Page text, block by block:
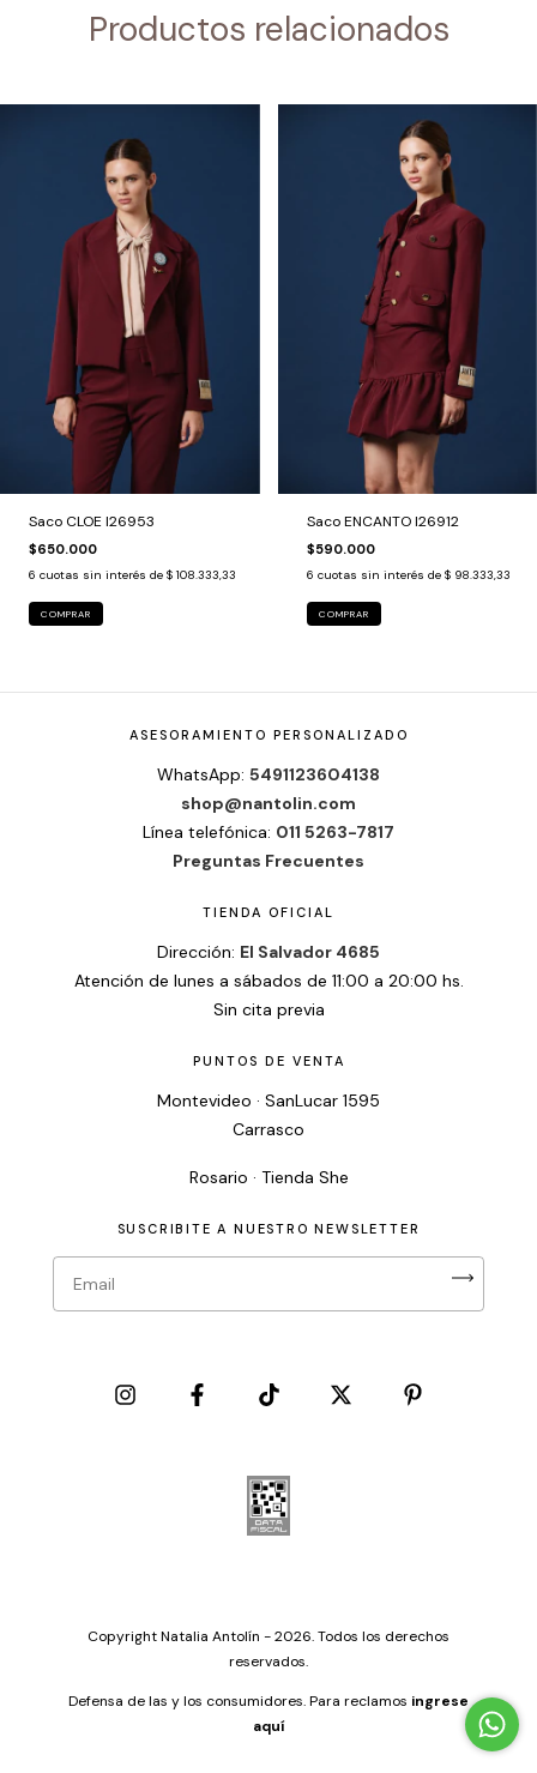
Productos relacionados
Saco CLOE I26953
$650.000
6 cuotas sin interés de $ 108.333,33
COMPRAR
Saco ENCANTO I26912
$590.000
6 cuotas sin interés de $ 98.333,33
COMPRAR
ASESORAMIENTO PERSONALIZADO
WhatsApp: 5491123604138
shop@nantolin.com
Línea telefónica: 011 5263-7817
Preguntas Frecuentes
TIENDA OFICIAL
Dirección: El Salvador 4685
Atención de lunes a sábados de 11:00 a 20:00 hs.
Sin cita previa
PUNTOS DE VENTA
Montevideo · SanLucar 1595
Carrasco
Rosario · Tienda She
SUSCRIBITE A NUESTRO NEWSLETTER
Copyright Natalia Antolín - 2026. Todos los derechos
reservados.
Defensa de las y los consumidores. Para reclamos ingrese
aquí